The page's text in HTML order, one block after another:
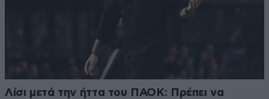
Λίσι μετά την ήττα του ΠΑΟΚ: Πρέπει να